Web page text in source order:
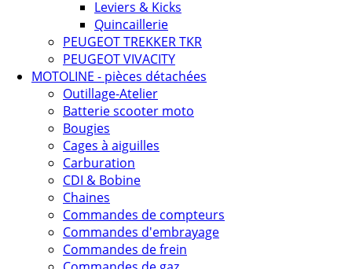
Leviers & Kicks
Quincaillerie
PEUGEOT TREKKER TKR
PEUGEOT VIVACITY
MOTOLINE - pièces détachées
Outillage-Atelier
Batterie scooter moto
Bougies
Cages à aiguilles
Carburation
CDI & Bobine
Chaines
Commandes de compteurs
Commandes d'embrayage
Commandes de frein